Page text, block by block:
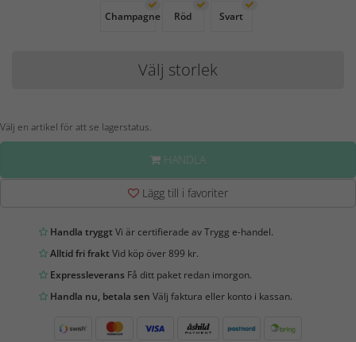
Champagne
Röd Svart
Välj storlek
Välj en artikel för att se lagerstatus.
HANDLA
Lägg till i favoriter
Handla tryggtVi är certifierade av Trygg e-handel.
Alltid fri fraktVid köp över 899 kr.
Expressleverans Få ditt paket redan imorgon.
Handla nu, betala sen Välj faktura eller konto i kassan.